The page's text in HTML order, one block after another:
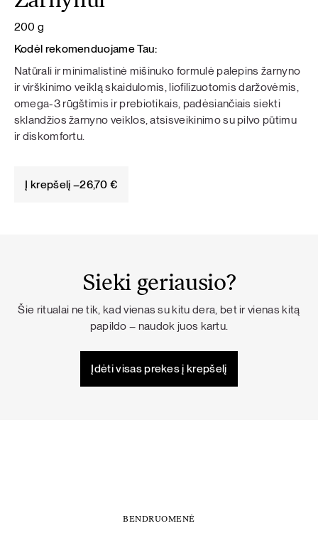
200 g
Kodėl rekomenduojame Tau:
Natūrali ir minimalistinė mišinuko formulė palepins žarnyno
ir virškinimo veiklą skaidulomis, liofilizuotomis daržovėmis,
omega-3 rūgštimis ir prebiotikais, padėsiančiais siekti
sklandžios žarnyno veiklos, atsisveikinimo su pilvo pūtimu
ir diskomfortu.
Į krepšelį –26,70€
Sieki geriausio?
Šie ritualai ne tik, kad vienas su kitu dera, bet ir vienas kitą
papildo – naudok juos kartu.
Įdėti visas prekes į krepšelį
BENDRUOMENĖ